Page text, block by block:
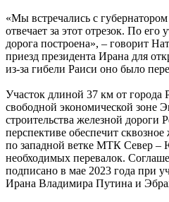
«Мы встречались с
отвечает за этот отрезок. По
дорога построена», – говорит
приезд президента Ирана для
из-за гибели Раиси оно было
Участок длиной 37 км от города
свободной экономической зоне
строительства железной дороги
перспективе обеспечит
по западной ветке МТК Север –
необходимых перевалок.
подписано в мае 2023 года при
Ирана Владимира Путина и